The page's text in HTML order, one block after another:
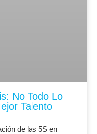
No Todo Lo
Talento
de las 5S en